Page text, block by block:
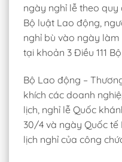
ngày nghỉ lễ theo quy
Bộ luật Lao động,
nghỉ bù vào ngày làm
tại khoản 3 Điều 111
Bộ Lao động –
khích các doanh
lịch, nghỉ lễ Quốc
30/4 và ngày Quốc
lịch nghỉ của công